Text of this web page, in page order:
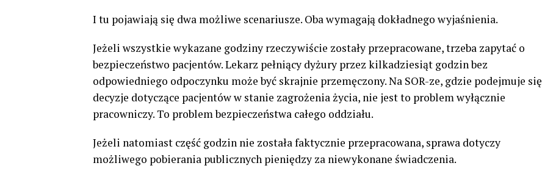
I tu pojawiają się dwa możliwe scenariusze. Oba wymagają dokładnego wyjaśnienia.
Jeżeli wszystkie wykazane godziny rzeczywiście zostały przepracowane, trzeba zapytać o
bezpieczeństwo pacjentów. Lekarz pełniący dyżury przez kilkadziesiąt godzin bez
odpowiedniego odpoczynku może być skrajnie przemęczony. Na SOR-ze, gdzie podejmuje się
decyzje dotyczące pacjentów w stanie zagrożenia życia, nie jest to problem wyłącznie
pracowniczy. To problem bezpieczeństwa całego oddziału.
Jeżeli natomiast część godzin nie została faktycznie przepracowana, sprawa dotyczy
możliwego pobierania publicznych pieniędzy za niewykonane świadczenia.